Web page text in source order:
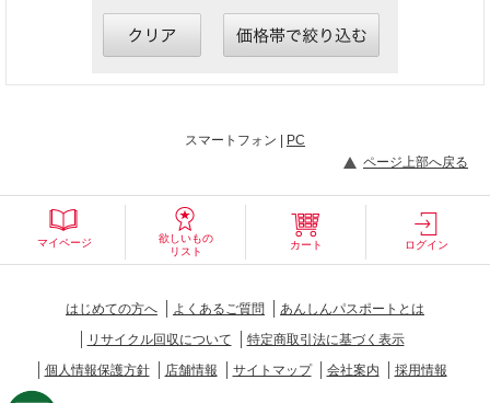
スマートフォン | PC
ページ上部へ戻る
マイページ
欲しいもの
リスト
カート ログイン
はじめての方へ よくあるご質問
あんしんパスポートとは
リサイクル回収について
特定商取引法に基づく表示
個人情報保護方針
店舗情報 サイトマップ 会社案内 採用情報